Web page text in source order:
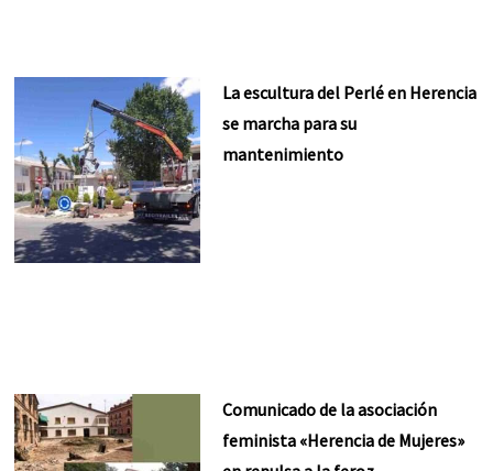
La escultura del Perlé en Herencia
se marcha para su
mantenimiento
Comunicado de la asociación
feminista «Herencia de Mujeres»